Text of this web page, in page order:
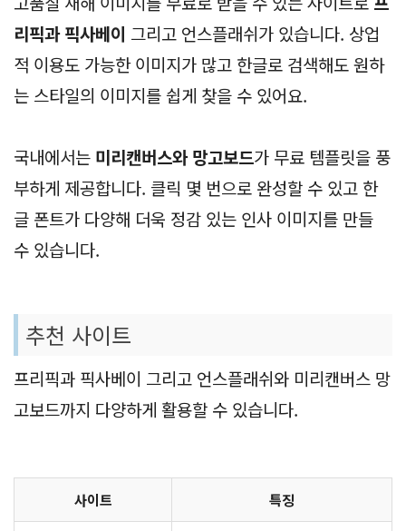
리픽과 픽사베이 그리고 언스플래쉬가 있습니다. 상업
적 이용도 가능한 이미지가 많고 한글로 검색해도 원하
는 스타일의 이미지를 쉽게 찾을 수 있어요.
국내에서는 미리캔버스와 망고보드가 무료 템플릿을 풍
부하게 제공합니다. 클릭 몇 번으로 완성할 수 있고 한
글 폰트가 다양해 더욱 정감 있는 인사 이미지를 만들
수 있습니다.
추천 사이트
프리픽과 픽사베이 그리고 언스플래쉬와 미리캔버스 망
고보드까지 다양하게 활용할 수 있습니다.
사이트 특징